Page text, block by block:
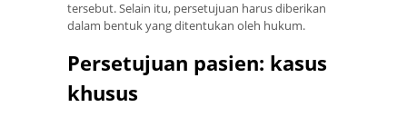
tersebut. Selain itu, persetujuan harus diberikan
dalam bentuk yang ditentukan oleh hukum.
Persetujuan pasien: kasus
khusus